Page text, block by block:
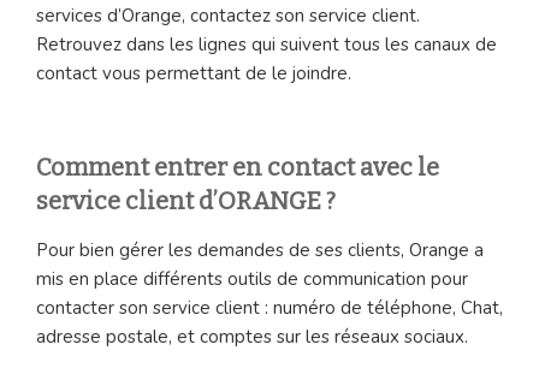
services d’Orange, contactez son service client.
Retrouvez dans les lignes qui suivent tous les canaux de
contact vous permettant de le joindre.
Comment entrer en contact avec le
service client d’ORANGE ?
Pour bien gérer les demandes de ses clients, Orange a
mis en place différents outils de communication pour
contacter son service client : numéro de téléphone, Chat,
adresse postale, et comptes sur les réseaux sociaux.